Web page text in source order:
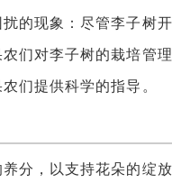
的现象：尽管李子树
们对李子树的栽培管
农们提供科学的指导。
，以支持花朵的绽放